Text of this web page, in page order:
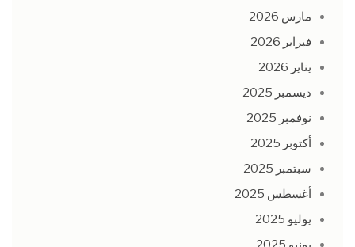
مارس 2026
فبراير 2026
يناير 2026
ديسمبر 2025
نوفمبر 2025
أكتوبر 2025
سبتمبر 2025
أغسطس 2025
يوليو 2025